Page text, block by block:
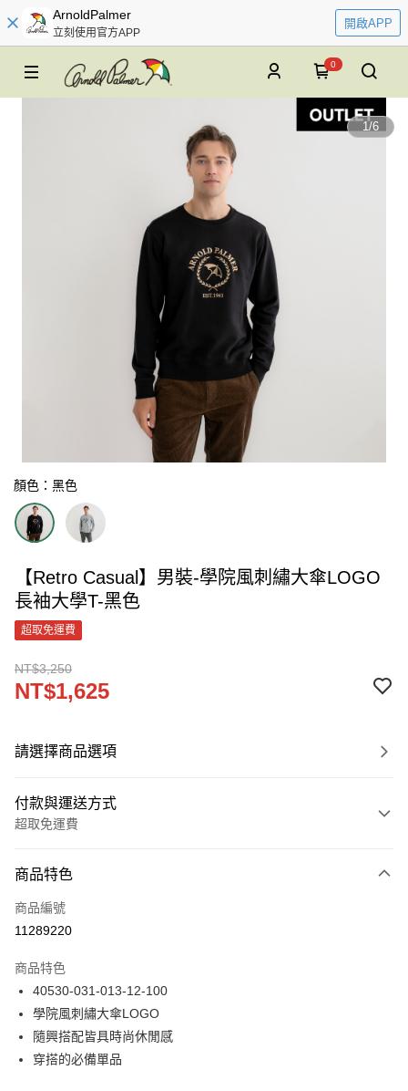
ArnoldPalmer
立刻使用官方APP
開啟APP
0
1/6
顏色：黑色
【Retro Casual】男裝-學院風刺繡大傘LOGO
長袖大學T-黑色
超取免運費
NT$3,250
NT$1,625
請選擇商品選項
付款與運送方式
超取免運費
信用卡一次付款
LINE Pay
悠遊付
Google Pay
貨到付款
商品特色
商品編號
11289220
商品特色
40530-031-013-12-100
學院風刺繡大傘LOGO
隨興搭配皆具時尚休閒感
穿搭的必備單品